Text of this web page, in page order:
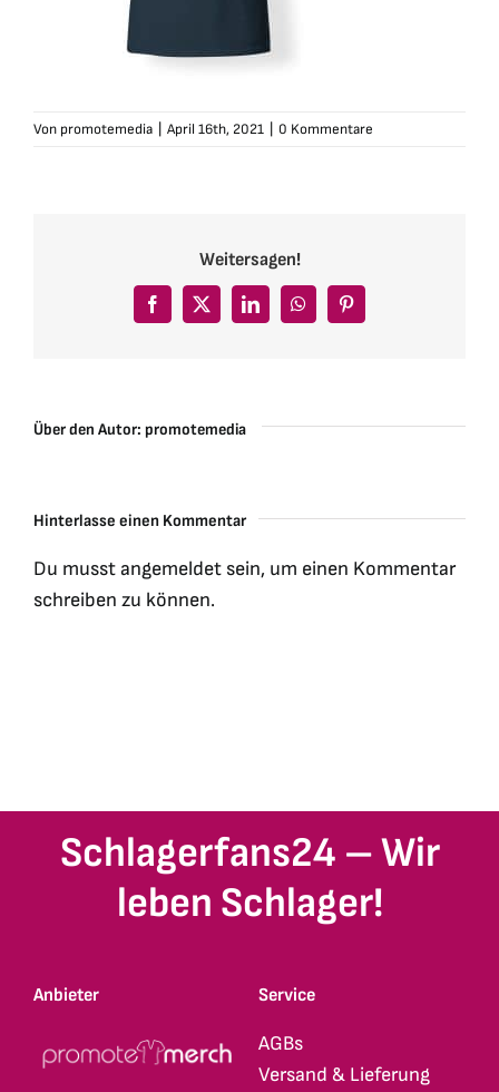
Von promotemedia April 16th, 2021 0 Kommentare
Weitersagen!
Facebook
X LinkedInWhatsAppPinterest
Über den Autor: promotemedia
Hinterlasse einen Kommentar
Du musstangemeldet sein, um einen Kommentar
schreiben zu können.
Schlagerfans24 – Wir
leben Schlager!
Anbieter Service
AGBs
Versand & Lieferung